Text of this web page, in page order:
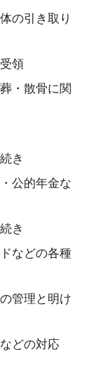
の引き取り
領
・散骨に関
き
公的年金な
き
などの各種
管理と明け
どの対応